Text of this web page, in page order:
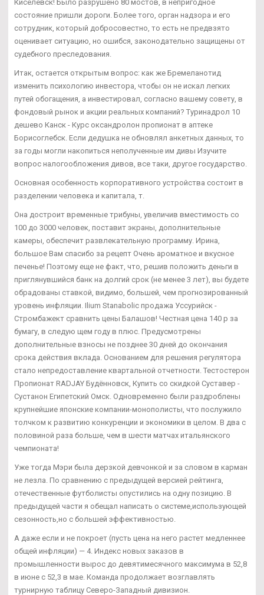
Киселевск! Было разрушено 80 мостов, в непригодное
состояние пришли дороги. Более того, орган надзора и его
сотрудник, который добросовестно, то есть не предвзято
оценивает ситуацию, но ошибся, законодательно защищены от
судебного преследования.
Итак, остается открытым вопрос: как же Бремеланотид
изменить психологию инвестора, чтобы он не искал легких
путей обогащения, а инвестировал, согласно вашему совету, в
фондовый рынок и акции реальных компаний? Туринадрол 10
дешево Канск - Курс оксандролон пропионат в аптеке
Борисоглебск. Если дедушка не обновлял анкетных данных, то
за годы могли накопиться неполученные им дивы Изучите
вопрос налогообложения дивов, все таки, другое государство.
Основная особенность корпоративного устройства состоит в
разделении человека и капитала, т.
Она достроит временные трибуны, увеличив вместимость со
100 до 3000 человек, поставит экраны, дополнительные
камеры, обеспечит развлекательную программу. Ирина,
большое Вам спасибо за рецепт Очень ароматное и вкусное
печенье! Поэтому еще не факт, что, решив положить деньги в
приглянувшийся банк на долгий срок (не менее 3 лет), вы будете
обрадованы ставкой, видимо, большей, чем прогнозированный
уровень инфляции. Ilium Stanabolic продажа Уссурийск -
Стромбажект сравнить цены Балашов! Честная цена 140 р за
бумагу, в следую щем году в плюс. Предусмотрены
дополнительные взносы не позднее 30 дней до окончания
срока действия вклада. Основанием для решения регулятора
стало непредоставление квартальной отчетности. Тестостерон
Пропионат RADJAY Будённовск, Купить со скидкой Суставер -
Сустанон Египетский Омск. Одновременно были раздроблены
крупнейшие японские компании-монополисты, что послужило
толчком к развитию конкуренции и экономики в целом. В два с
половиной раза больше, чем в шести матчах итальянского
чемпионата!
Уже тогда Мэри была дерзкой девчонкой и за словом в карман
не лезла. По сравнению с предыдущей версией рейтинга,
отечественные футболисты опустились на одну позицию. В
предыдущей части я обещал написать о системе,использующей
сезонность,но с большей эффективностью.
А даже если и не покроет (пусть цена на него растет медленнее
общей инфляции) — 4. Индекс новых заказов в
промышленности вырос до девятимесячного максимума в 52,8
в июне с 52,3 в мае. Команда продолжает возглавлять
турнирную таблицу Северо-Западный дивизион.